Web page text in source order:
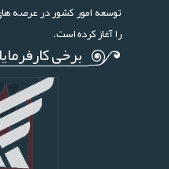
را آغاز کرده است.
برخی